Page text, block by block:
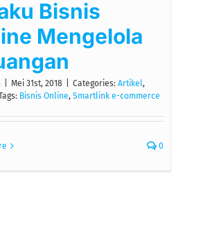
Bisnis
Mengelola
Mei 31st, 2018 Categories: Artikel,
Bisnis Online, Smartlink e-commerce
0